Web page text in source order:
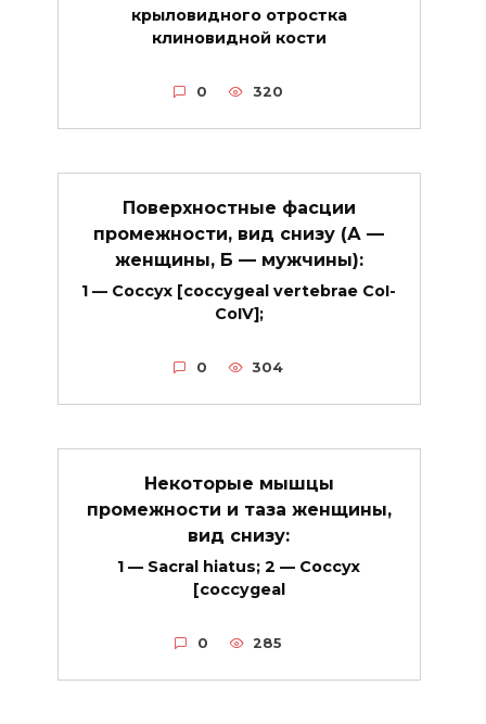
крыловидного отростка
клиновидной кости
0 320
Поверхностные фасции
промежности, вид снизу (А —
женщины, Б — мужчины):
1 — Coccyx [coccygeal vertebrae CoI-
CoIV];
0 304
Некоторые мышцы
промежности и таза женщины,
вид снизу:
1 — Sacral hiatus; 2 — Coccyx
[coccygeal
0 285